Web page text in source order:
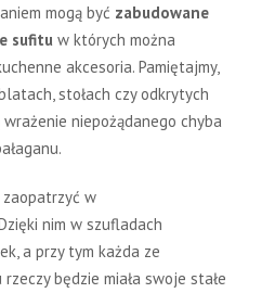
mogą być zabudowane
sufitu w których można
akcesoria. Pamiętajmy,
stołach czy odkrytych
niepożądanego chyba
w
nim w szufladach
a przy tym każda ze
będzie miała swoje stałe